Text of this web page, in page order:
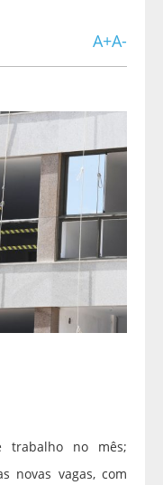
A+A-
trabalho no mês;
novas vagas, com